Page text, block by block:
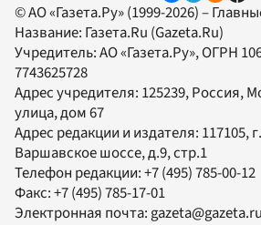
© АО «Газета.Ру» (1999-2026) –
Название: Газета.Ru (Gazeta.Ru)
Учредитель:АО «Газета.Ру», ОГРН
7743625728
Адрес учредителя: 125239, Россия,
улица, дом 67
Адрес редакции и издателя: 117105, г.
Варшавское шоссе, д.9, стр.1
Телефон редакции:+7 (495) 785-00-12
Факс:+7 (495) 785-17-01
Электронная почта: gazeta@gazeta.ru